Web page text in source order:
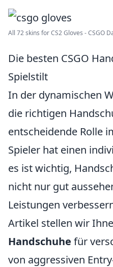
All 72 skins for CS2 Gloves - CSGO
Die besten CSGO
Spielstilt
In der dynamischen
die richtigen
entscheidende Rolle
Spieler hat einen
es ist wichtig,
nicht nur gut
Leistungen
Artikel stellen wir
Handschuhe für
von aggressiven